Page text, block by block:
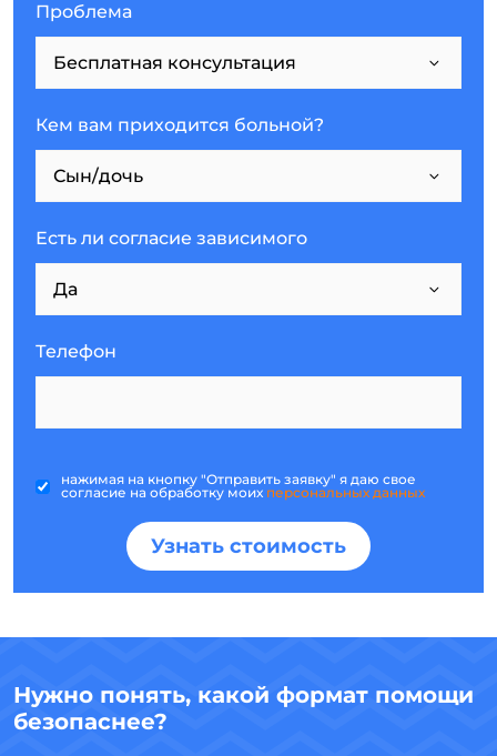
Проблема
Кем вам приходится больной?
Есть ли согласие зависимого
Телефон
нажимая на кнопку "Отправить заявку" я даю свое
согласие на обработку моих персональных данных
Узнать стоимость
Нужно понять, какой формат помощи
безопаснее?